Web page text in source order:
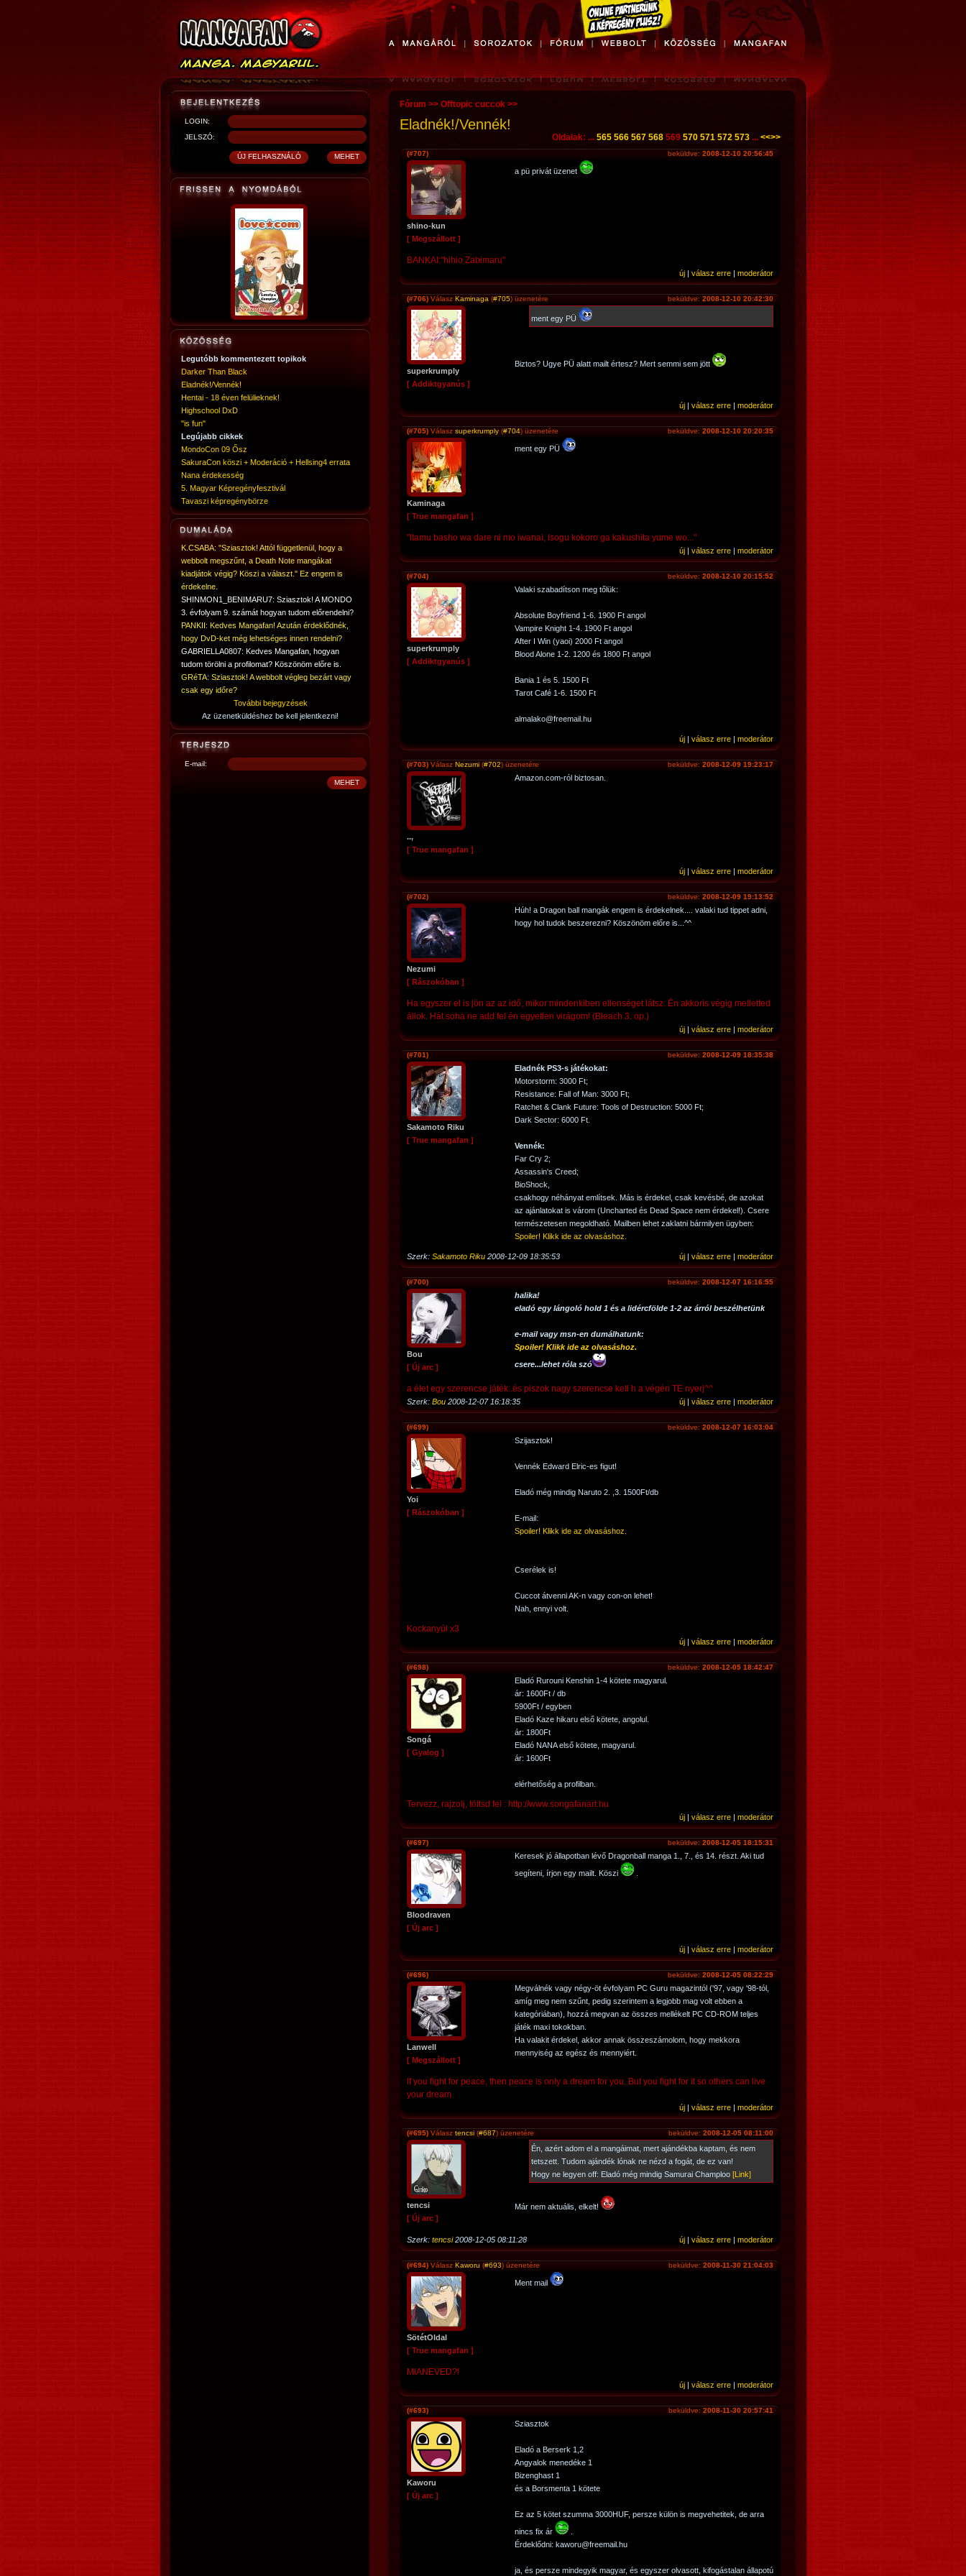
LOGIN:
JELSZÓ:
Legutóbb kommentezett topikok
Darker Than Black
Eladnék!/Vennék!
Hentai - 18 éven felülieknek!
Highschool DxD
"is fun"
Legújabb cikkek
MondoCon 09 Ősz
SakuraCon köszi + Moderáció + Hellsing4 errata
Nana érdekesség
5. Magyar Képregényfesztivál
Tavaszi képregénybörze
K.CSABA: "Sziasztok! Attól függetlenül, hogy a
webbolt megszűnt, a Death Note mangákat
kiadjátok végig? Köszi a választ." Ez engem is
érdekelne.
SHINMON1_BENIMARU7: Sziasztok! A MONDO
3. évfolyam 9. számát hogyan tudom előrendelni?
PANKII: Kedves Mangafan! Azután érdeklődnék,
hogy DvD-ket még lehetséges innen rendelni?
GABRIELLA0807: Kedves Mangafan, hogyan
tudom törölni a profilomat? Köszönöm előre is.
GRéTA: Sziasztok! A webbolt végleg bezárt vagy
csak egy időre?
További bejegyzések
Az üzenetküldéshez be kell jelentkezni!
E-mail:
Fórum >> Offtopic cuccok >>
Eladnék!/Vennék!
Oldalak: ... 565 566 567 568 569 570 571 572 573 ... <<>>
beküldve: 2008-12-10 20:56:45
(#707)
shino-kun
[ Megszállott ]
a pü privát üzenet
BANKAI:"hihio Zabimaru"
új | válasz erre | moderátor
beküldve: 2008-12-10 20:42:30
(#706) Válasz Kaminaga (#705) üzenetére
superkrumply
[ Addiktgyanús ]
ment egy PÜ
Biztos? Ugye PÜ alatt mailt értesz? Mert semmi sem jött
új | válasz erre | moderátor
beküldve: 2008-12-10 20:20:35
(#705) Válasz superkrumply (#704) üzenetére
Kaminaga
[ True mangafan ]
ment egy PÜ
"Itamu basho wa dare ni mo iwanai, Isogu kokoro ga kakushita yume wo..."
új | válasz erre | moderátor
beküldve: 2008-12-10 20:15:52
(#704)
superkrumply
[ Addiktgyanús ]
Valaki szabadítson meg tőlük:
Absolute Boyfriend 1-6. 1900 Ft angol
Vampire Knight 1-4. 1900 Ft angol
After I Win (yaoi) 2000 Ft angol
Blood Alone 1-2. 1200 és 1800 Ft angol
Bania 1 és 5. 1500 Ft
Tarot Café 1-6. 1500 Ft
almalako@freemail.hu
új | válasz erre | moderátor
beküldve: 2008-12-09 19:23:17
(#703) Válasz Nezumi (#702) üzenetére
..,
[ True mangafan ]
Amazon.com-ról biztosan.
új | válasz erre | moderátor
beküldve: 2008-12-09 19:13:52
(#702)
Nezumi
[ Rászokóban ]
Húh! a Dragon ball mangák engem is érdekelnek.... valaki tud tippet adni,
hogy hol tudok beszerezni? Köszönöm előre is...^^
Ha egyszer el is jön az az idő, mikor mindenkiben ellenséget látsz. Én akkoris végig melletted
állok. Hát soha ne add fel én egyetlen virágom! (Bleach 3. op.)
új | válasz erre | moderátor
beküldve: 2008-12-09 18:35:38
(#701)
Sakamoto Riku
[ True mangafan ]
Eladnék PS3-s játékokat:
Motorstorm: 3000 Ft;
Resistance: Fall of Man: 3000 Ft;
Ratchet & Clank Future: Tools of Destruction: 5000 Ft;
Dark Sector: 6000 Ft.
Vennék:
Far Cry 2;
Assassin's Creed;
BioShock,
csakhogy néhányat említsek. Más is érdekel, csak kevésbé, de azokat
az ajánlatokat is várom (Uncharted és Dead Space nem érdekel!). Csere
természetesen megoldható. Mailben lehet zaklatni bármilyen ügyben:
Spoiler! Klikk ide az olvasáshoz.
új | válasz erre | moderátor
Szerk: Sakamoto Riku 2008-12-09 18:35:53
beküldve: 2008-12-07 16:16:55
(#700)
Bou
[ Új arc ]
halika!
eladó egy lángoló hold 1 és a lidércfölde 1-2 az árról beszélhetünk
e-mail vagy msn-en dumálhatunk:
Spoiler! Klikk ide az olvasáshoz.
csere...lehet róla szó
a élet egy szerencse játék..és piszok nagy szerencse kell h a végén TE nyerj^^
új | válasz erre | moderátor
Szerk: Bou 2008-12-07 16:18:35
beküldve: 2008-12-07 16:03:04
(#699)
Yoi
[ Rászokóban ]
Szijasztok!
Vennék Edward Elric-es figut!
Eladó még mindig Naruto 2. ,3. 1500Ft/db
E-mail:
Spoiler! Klikk ide az olvasáshoz.
Cserélek is!
Cuccot átvenni AK-n vagy con-on lehet!
Nah, ennyi volt.
Kockanyúl x3
új | válasz erre | moderátor
beküldve: 2008-12-05 18:42:47
(#698)
Songá
[ Gyalog ]
Eladó Rurouni Kenshin 1-4 kötete magyarul.
ár: 1600Ft / db
5900Ft / egyben
Eladó Kaze hikaru első kötete, angolul.
ár: 1800Ft
Eladó NANA első kötete, magyarul.
ár: 1600Ft
elérhetőség a profilban.
Tervezz, rajzolj, töltsd fel : http://www.songafanart.hu
új | válasz erre | moderátor
beküldve: 2008-12-05 18:15:31
(#697)
Bloodraven
[ Új arc ]
Keresek jó állapotban lévő Dragonball manga 1., 7., és 14. részt. Aki tud
segíteni, írjon egy mailt. Köszi
új | válasz erre | moderátor
beküldve: 2008-12-05 08:22:29
(#696)
Lanwell
[ Megszállott ]
Megválnék vagy négy-öt évfolyam PC Guru magazintól ('97, vagy '98-tól,
amíg meg nem szűnt, pedig szerintem a legjobb mag volt ebben a
kategóriában), hozzá megvan az összes mellékelt PC CD-ROM teljes
játék maxi tokokban.
Ha valakit érdekel, akkor annak összeszámolom, hogy mekkora
mennyiség az egész és mennyiért.
If you fight for peace, then peace is only a dream for you. But you fight for it so others can live
your dream.
új | válasz erre | moderátor
beküldve: 2008-12-05 08:11:00
(#695) Válasz tencsi (#687) üzenetére
tencsi
[ Új arc ]
Én, azért adom el a mangáimat, mert ajándékba kaptam, és nem
tetszett. Tudom ajándék lónak ne nézd a fogát, de ez van!
Hogy ne legyen off: Eladó még mindig Samurai Champloo [Link]
Már nem aktuális, elkelt!
új | válasz erre | moderátor
Szerk: tencsi2008-12-05 08:11:28
beküldve: 2008-11-30 21:04:03
(#694) Válasz Kaworu (#693) üzenetére
SötétOldal
[ True mangafan ]
Ment mail
MIANEVED?!
új | válasz erre | moderátor
beküldve: 2008-11-30 20:57:41
(#693)
Kaworu
[ Új arc ]
Sziasztok
Eladó a Berserk 1,2
Angyalok menedéke 1
Bizenghast 1
és a Borsmenta 1 kötete
Ez az 5 kötet szumma 3000HUF, persze külön is megvehetitek, de arra
nincs fix ár
Érdeklődni: kaworu@freemail.hu
ja, és persze mindegyik magyar, és egyszer olvasott, kifogástalan állapotú